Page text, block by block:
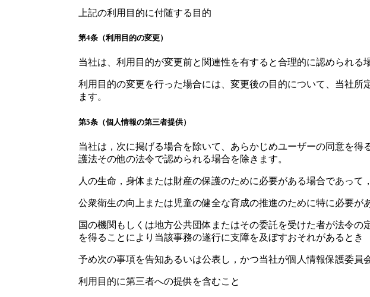
上記の利用目的に付随する目的
第4条（利用目的の変更）
当社は、利用目的が変更前と関連性を有すると合理的に認められる
利用目的の変更を行った場合には、変更後の目的について、当社
ます。
第5条（個人情報の第三者提供）
当社は，次に掲げる場合を除いて、あらかじめユーザーの同意を
護法その他の法令で認められる場合を除きます。
人の生命，身体または財産の保護のために必要がある場合であって
公衆衛生の向上または児童の健全な育成の推進のために特に必要
国の機関もしくは地方公共団体またはその委託を受けた者が法令
を得ることにより当該事務の遂行に支障を及ぼすおそれがあるとき
予め次の事項を告知あるいは公表し，かつ当社が個人情報保護委員
利用目的に第三者への提供を含むこと